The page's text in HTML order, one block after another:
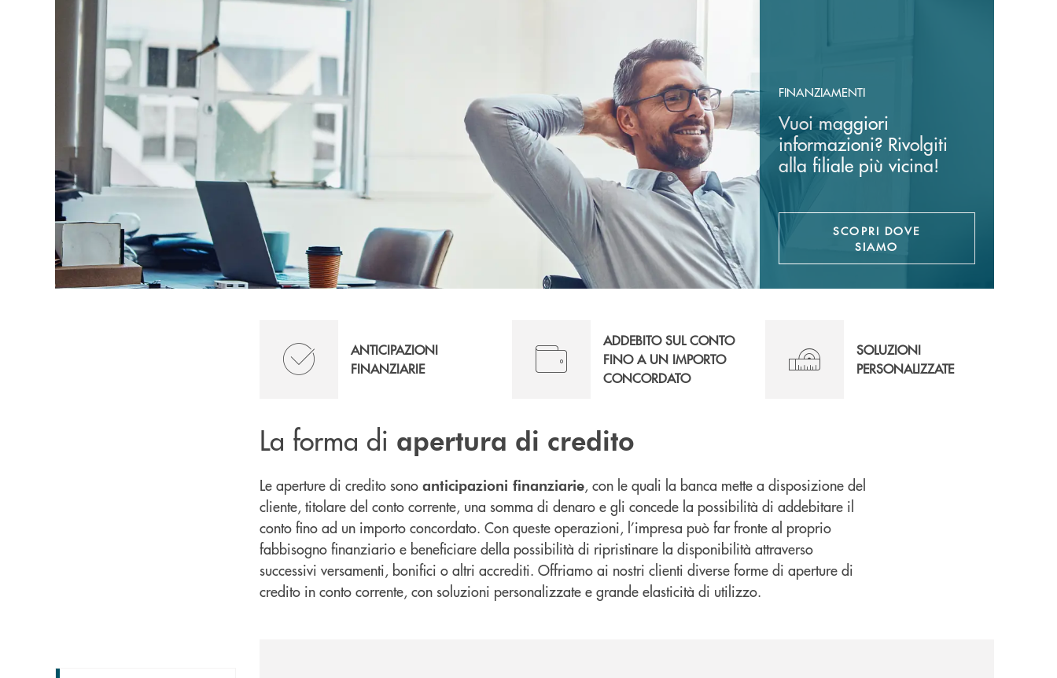
FINANZIAMENTI
Vuoi maggiori
informazioni? Rivolgiti
alla filiale più vicina!
SCOPRI DOVE
SIAMO
ANTICIPAZIONI
FINANZIARIE
ADDEBITO SUL CONTO
FINO A UN IMPORTO
CONCORDATO
SOLUZIONI
PERSONALIZZATE
La forma di apertura di credito
Le aperture di credito sono anticipazioni finanziarie, con le quali la banca mette a disposizione del
cliente, titolare del conto corrente, una somma di denaro e gli concede la possibilità di addebitare il
conto fino ad un importo concordato. Con queste operazioni, l’impresa può far fronte al proprio
fabbisogno finanziario e beneficiare della possibilità di ripristinare la disponibilità attraverso
successivi versamenti, bonifici o altri accrediti. Offriamo ai nostri clienti diverse forme di aperture di
credito in conto corrente, con soluzioni personalizzate e grande elasticità di utilizzo.